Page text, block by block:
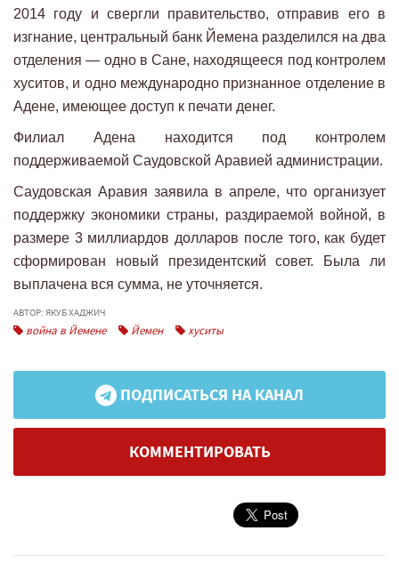
2014 году и свергли правительство, отправив его в
изгнание, центральный банк Йемена разделился на два
отделения — одно в Сане, находящееся под контролем
хуситов, и одно международно признанное отделение в
Адене, имеющее доступ к печати денег.
Филиал Адена находится под контролем
поддерживаемой Саудовской Аравией администрации.
Саудовская Аравия заявила в апреле, что организует
поддержку экономики страны, раздираемой войной, в
размере 3 миллиардов долларов после того, как будет
сформирован новый президентский совет. Была ли
выплачена вся сумма, не уточняется.
АВТОР: ЯКУБ ХАДЖИЧ
война в Йемене Йемен хуситы
ПОДПИСАТЬСЯ НА КАНАЛ
КОММЕНТИРОВАТЬ